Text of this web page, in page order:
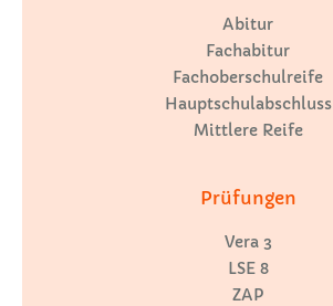
Abitur
Fachabitur
Fachoberschulreife
Hauptschulabschluss
Mittlere Reife
Prüfungen
Vera 3
LSE 8
ZAP